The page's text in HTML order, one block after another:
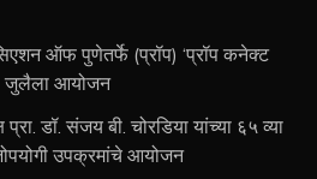
ऑफ पुणेतर्फे (प्रॉप) ‘प्रॉप कनेक्ट
६ जुलैला आयोजन
डॉ. संजय बी. चोरडिया यांच्या ६५ व्या
उपक्रमांचे आयोजन